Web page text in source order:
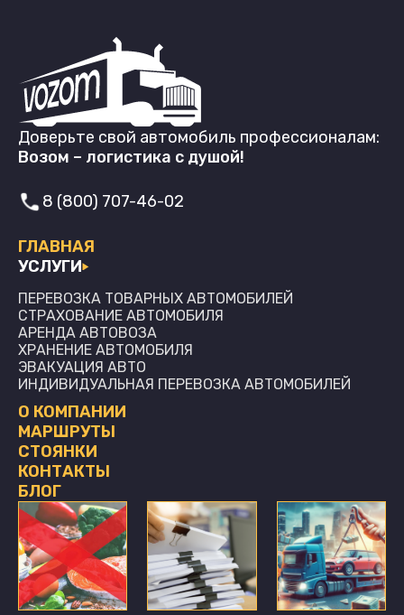
Доверьте свой автомобиль профессионалам:
Возом – логистика с душой!
ГЛАВНАЯ
УСЛУГИ
ПЕРЕВОЗКА ТОВАРНЫХ АВТОМОБИЛЕЙ
СТРАХОВАНИЕ АВТОМОБИЛЯ
АРЕНДА АВТОВОЗА
ХРАНЕНИЕ АВТОМОБИЛЯ
ЭВАКУАЦИЯ АВТО
ИНДИВИДУАЛЬНАЯ ПЕРЕВОЗКА АВТОМОБИЛЕЙ
О КОМПАНИИ
МАРШРУТЫ
СТОЯНКИ
КОНТАКТЫ
БЛОГ
8 (800) 707-46-02